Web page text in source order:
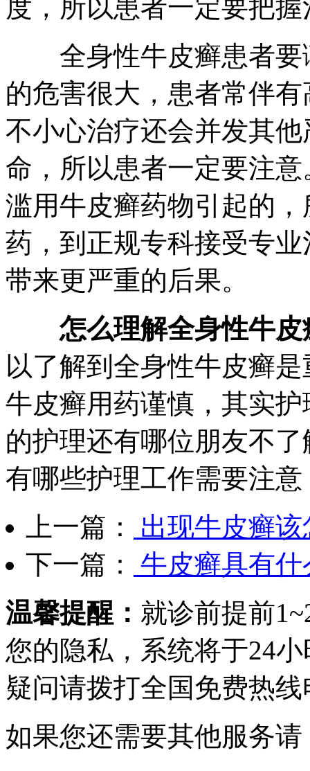
度，所以患者一定要把
全身性牛皮癣患者要
的危害很大，患者常伴
不小心治疗还会并发其
命，所以患者一定要注
滥用牛皮癣药物引起的
药，到正规专科接受专
带来更严重的后果。
怎么理解全身性牛
以了解到全身性牛皮癣
牛皮癣用药谨慎，其实
的护理还有哪位朋友不
有哪些护理工作需要注意
上一篇：
出现牛皮癣
下一篇：
牛皮癣具有
温馨提醒： 就诊前提前
您的隐私，系统将于24
疑问请拨打全国免费热线
如果您还需要其他服务